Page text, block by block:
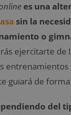
es una
sin la
o
ejercitarte de
guiará de
del